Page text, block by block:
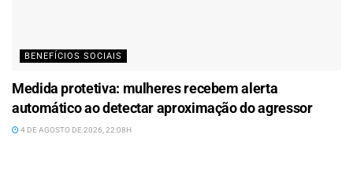
BENEFÍCIOS SOCIAIS
Medida protetiva: mulheres recebem alerta
automático ao detectar aproximação do agressor
4 DE AGOSTO DE 2026, 22:08H